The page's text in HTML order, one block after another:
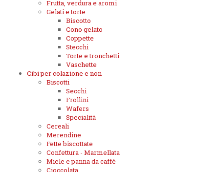
Frutta, verdura e aromi
Gelati e torte
Biscotto
Cono gelato
Coppette
Stecchi
Torte e tronchetti
Vaschette
Cibi per colazione e non
Biscotti
Secchi
Frollini
Wafers
Specialità
Cereali
Merendine
Fette biscottate
Confettura - Marmellata
Miele e panna da caffè
Cioccolata